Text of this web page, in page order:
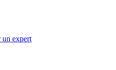
un expert